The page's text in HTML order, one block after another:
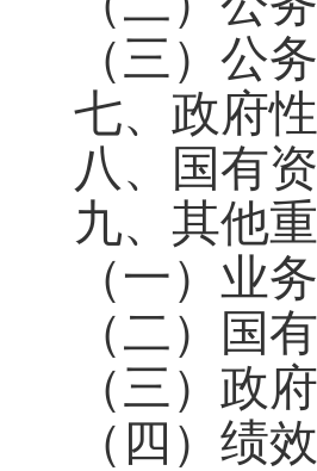
（三）公
七、政府
八、国有
九、其他
（一）业
（二）国
（三）政
（四）绩